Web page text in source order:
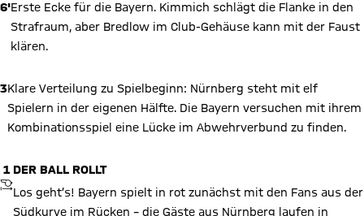
6'Erste Ecke für die Bayern. Kimmich schlägt die Flanke in den
Strafraum, aber Bredlow im Club-Gehäuse kann mit der Faust
klären.
3Klare Verteilung zu Spielbeginn: Nürnberg steht mit elf
Spielern in der eigenen Hälfte. Die Bayern versuchen mit ihrem
Kombinationsspiel eine Lücke im Abwehrverbund zu finden.
1
ANPFIFF
DER BALL ROLLT
Los geht’s! Bayern spielt in rot zunächst mit den Fans aus der
Südkurve im Rücken – die Gäste aus Nürnberg laufen in